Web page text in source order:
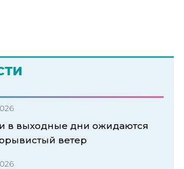
в выходные дни ожидаются
ветер